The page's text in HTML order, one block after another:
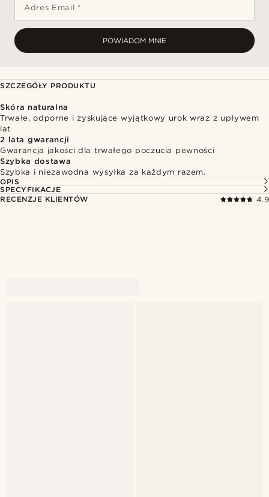
Adres Email *
POWIADOM MNIE
SZCZEGÓŁY PRODUKTU
Skóra naturalna
Trwałe, odporne i zyskujące wyjątkowy urok wraz z upływem
lat
2 lata gwarancji
Gwarancja jakości dla trwałego poczucia pewności
Szybka dostawa
Szybka i niezawodna wysyłka za każdym razem.
OPIS
SPECYFIKACJE
RECENZJE KLIENTÓW
4.9